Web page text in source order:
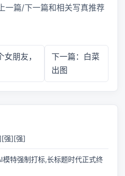
一篇/下一篇和相关写真推荐
朋友，
下一篇：白菜
出图
强][强]
特强制打标,长标题时代正式终